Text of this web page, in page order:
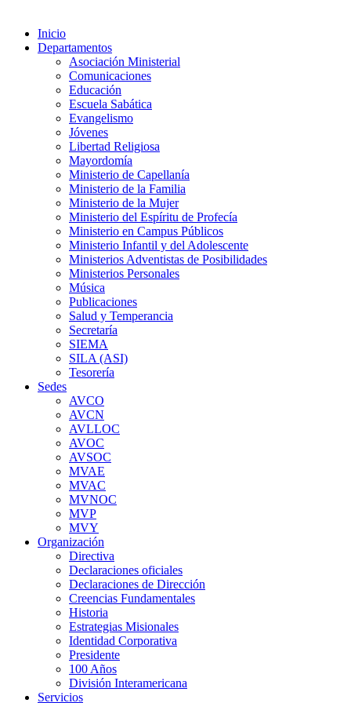
Inicio
Departamentos
Asociación Ministerial
Comunicaciones
Educación
Escuela Sabática
Evangelismo
Jóvenes
Libertad Religiosa
Mayordomía
Ministerio de Capellanía
Ministerio de la Familia
Ministerio de la Mujer
Ministerio del Espíritu de Profecía
Ministerio en Campus Públicos
Ministerio Infantil y del Adolescente
Ministerios Adventistas de Posibilidades
Ministerios Personales
Música
Publicaciones
Salud y Temperancia
Secretaría
SIEMA
SILA (ASI)
Tesorería
Sedes
AVCO
AVCN
AVLLOC
AVOC
AVSOC
MVAE
MVAC
MVNOC
MVP
MVY
Organización
Directiva
Declaraciones oficiales
Declaraciones de Dirección
Creencias Fundamentales
Historia
Estrategias Misionales
Identidad Corporativa
Presidente
100 Años
División Interamericana
Servicios